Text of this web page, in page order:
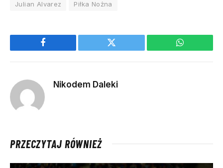
Julian Alvarez Piłka Nożna
Facebook Twitter WhatsApp
Nikodem Daleki
PRZECZYTAJ RÓWNIEŻ